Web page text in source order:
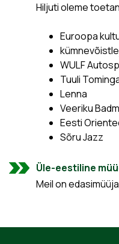
Hiljuti oleme
Euroopa
WULF
Tuuli
Lenna
Veeriku
Eesti
Sõru Jazz
Üle-eestiline
Meil on